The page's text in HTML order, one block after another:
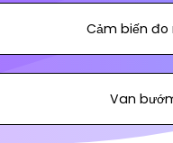
Cảm biến
Van